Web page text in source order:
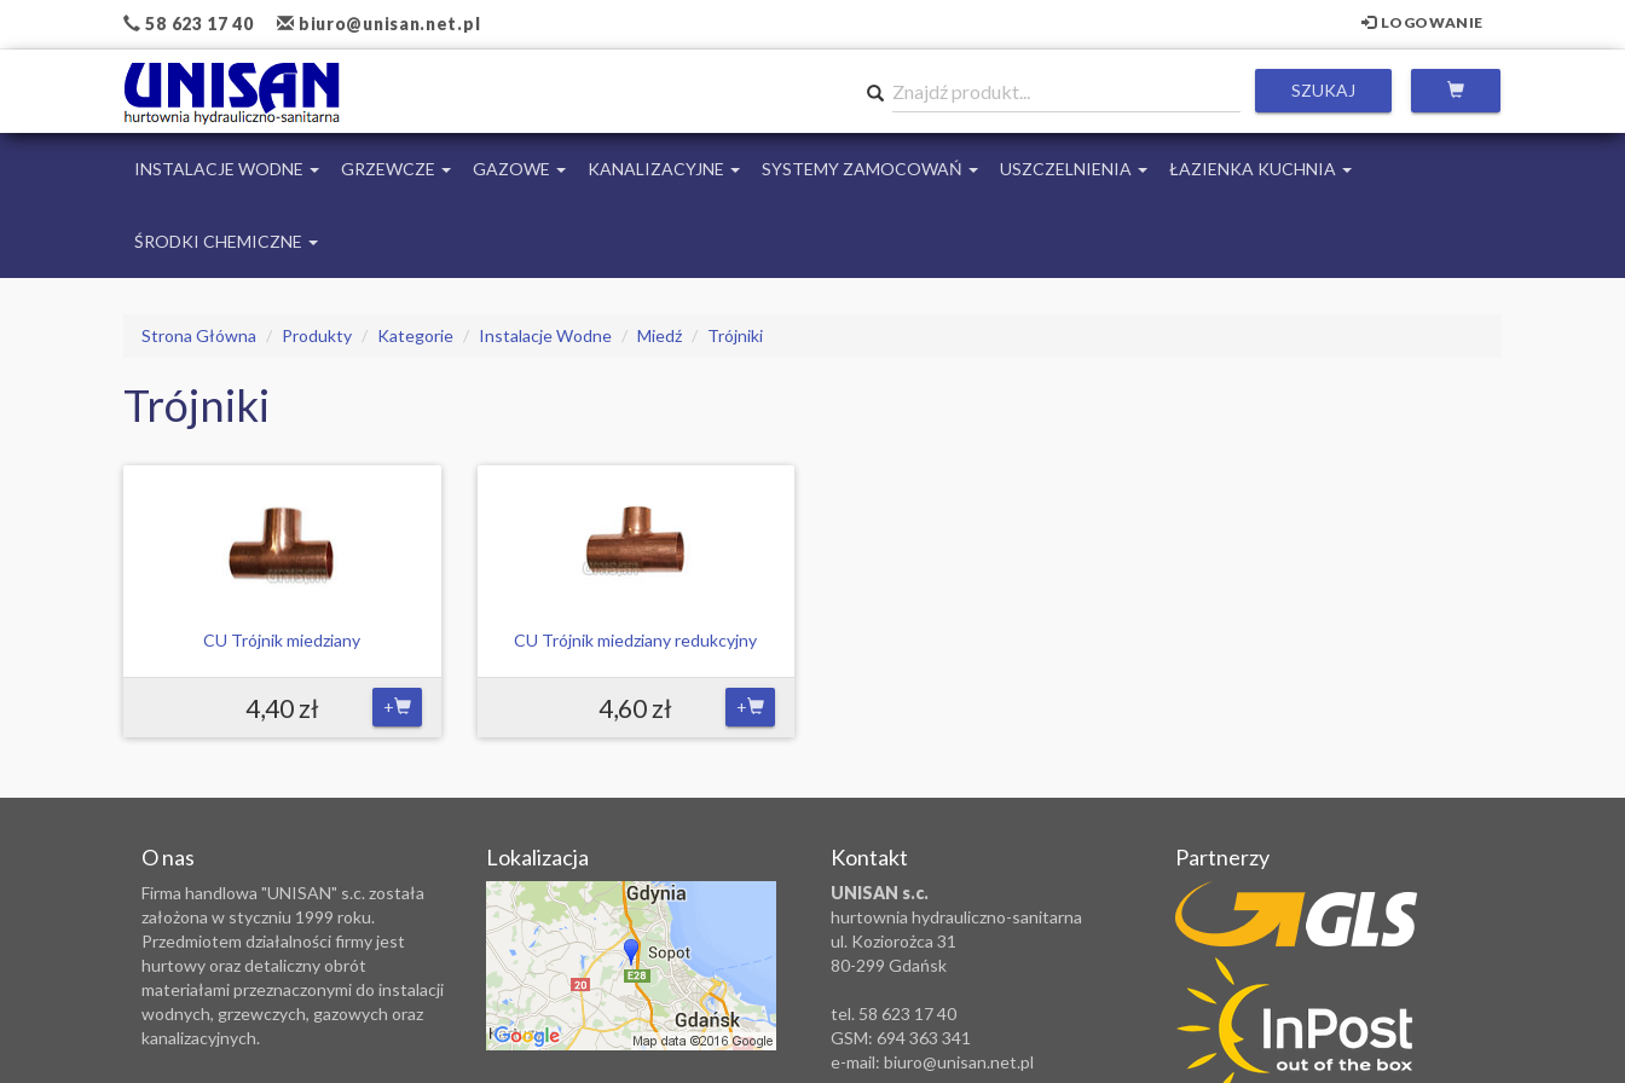
58 623 17 40 biuro@unisan.net.pl LOGOWANIE
Znajdź produkt...
INSTALACJE WODNE GRZEWCZE GAZOWE KANALIZACYJNE SYSTEMY ZAMOCOWAŃ USZCZELNIENIA ŁAZIENKA KUCHNIA
ŚRODKI CHEMICZNE
Strona Główna Produkty Kategorie Instalacje Wodne Miedź Trójniki
Trójniki
CU Trójnik miedziany
4,40 zł +
CU Trójnik miedziany redukcyjny
4,60 zł +
O nas
Firma handlowa "UNISAN" s.c. została
założona w styczniu 1999 roku.
Przedmiotem działalności firmy jest
hurtowy oraz detaliczny obrót
materiałami przeznaczonymi do instalacji
wodnych, grzewczych, gazowych oraz
kanalizacyjnych.
Lokalizacja Kontakt
UNISAN s.c.
hurtownia hydrauliczno-sanitarna
ul. Koziorożca 31
80-299 Gdańsk
tel. 58 623 17 40
GSM: 694 363 341
e-mail: biuro@unisan.net.pl
Partnerzy